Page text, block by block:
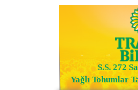
S.S. 272
Yağlı Tohumlar